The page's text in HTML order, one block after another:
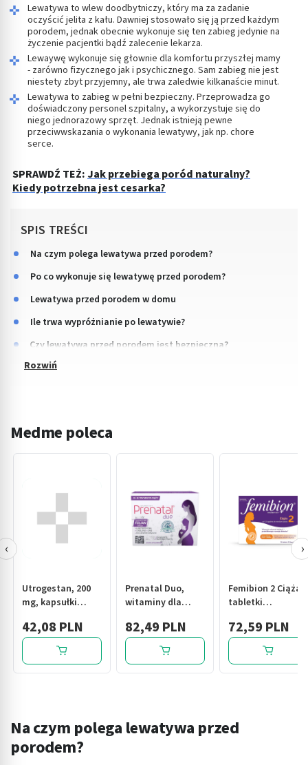
Lewatywa to wlew doodbytniczy, który ma za zadanie
oczyścić jelita z kału. Dawniej stosowało się ją przed każdym
porodem, jednak obecnie wykonuje się ten zabieg jedynie na
życzenie pacjentki bądź zalecenie lekarza.
Lewaywę wykonuje się głownie dla komfortu przyszłej mamy
- zarówno fizycznego jak i psychicznego. Sam zabieg nie jest
niestety zbyt przyjemny, ale trwa zaledwie kilkanaście minut.
Lewatywa to zabieg w pełni bezpieczny. Przeprowadza go
doświadczony personel szpitalny, a wykorzystuje się do
niego jednorazowy sprzęt. Jednak istnieją pewne
przeciwwskazania o wykonania lewatywy, jak np. chore
serce.
SPRAWDŹ TEŻ: Jak przebiega poród naturalny?
Kiedy potrzebna jest cesarka?
SPIS TREŚCI
Na czym polega lewatywa przed porodem?
Po co wykonuje się lewatywę przed porodem?
Lewatywa przed porodem w domu
Ile trwa wypróżnianie po lewatywie?
Czy lewatywa przed porodem jest bezpieczna?
Medme poleca
Utrogestan, 200
mg, kapsułki
miękkie, 15 szt.
42,08 PLN
Prenatal Duo,
witaminy dla
13. tygodnia) i
karmiących
piersią, kapsułki,
60 szt.+ 30 szt.
82,49 PLN
Femibion 2 Ciąża,
tabletki
kapsułki miękkie,
28 szt. + 28 szt.
72,59 PLN
‹ ›
Na czym polega lewatywa przed
porodem?